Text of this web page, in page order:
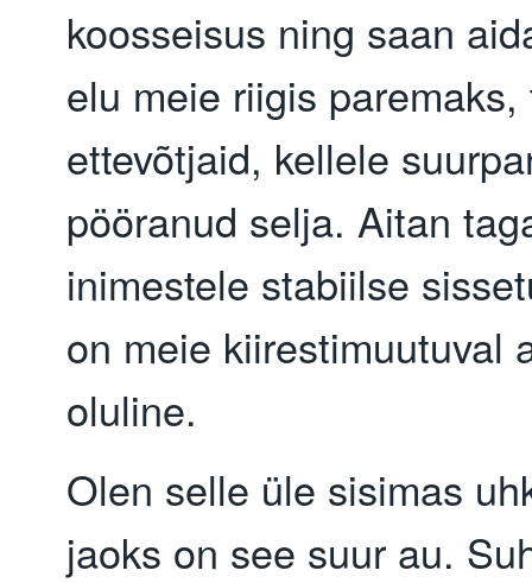
koosseisus ning saan
elu meie riigis
ettevõtjaid, kellele
pööranud selja. Aitan
inimestele stabiilse
on meie kiirestimuutuval
oluline.
Olen selle üle sisimas
jaoks on see suur au.